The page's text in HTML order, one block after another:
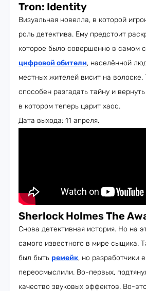
Tron: Identity
Визуальная новелла, в которой
роль детектива. Ему предстоит
которое было совершенно в самом
цифровой обители, населённой
местных жителей висит на волоске.
способен разгадать тайну и
в котором теперь царит хаос.
Дата выхода: 11 апреля.
Sherlock Holmes The
Снова детективная история. Но на
самого известного в мире сыщика.
был быть ремейк, но разработчики
переосмыслили. Во-первых,
качество звуковых эффектов. Во-